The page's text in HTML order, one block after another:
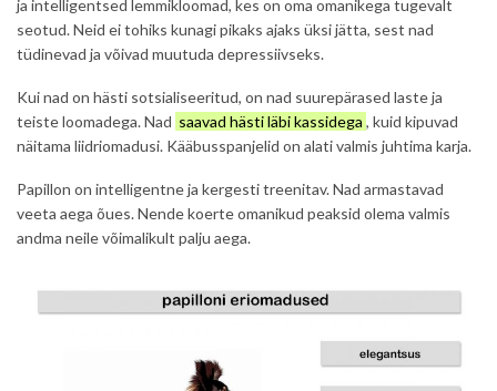
ja intelligentsed lemmikloomad, kes on oma omanikega tugevalt
seotud. Neid ei tohiks kunagi pikaks ajaks üksi jätta, sest nad
tüdinevad ja võivad muutuda depressiivseks.
Kui nad on hästi sotsialiseeritud, on nad suurepärased laste ja
teiste loomadega. Nad saavad hästi läbi kassidega , kuid kipuvad
näitama liidriomadusi. Kääbusspanjelid on alati valmis juhtima karja.
Papillon on intelligentne ja kergesti treenitav. Nad armastavad
veeta aega õues. Nende koerte omanikud peaksid olema valmis
andma neile võimalikult palju aega.